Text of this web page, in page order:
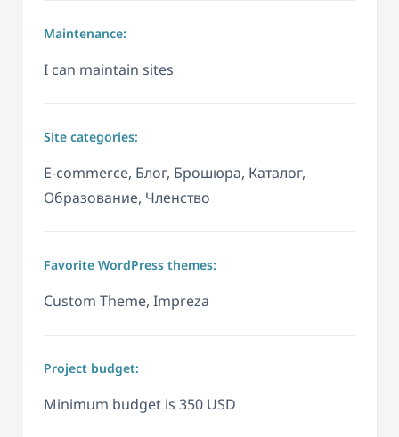
Maintenance:
I can maintain sites
Site categories:
E-commerce, Блог, Брошюра, Каталог,
Образование, Членство
Favorite WordPress themes:
Custom Theme, Impreza
Project budget:
Minimum budget is 350 USD